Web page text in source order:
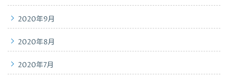
2020年9月
2020年8月
2020年7月